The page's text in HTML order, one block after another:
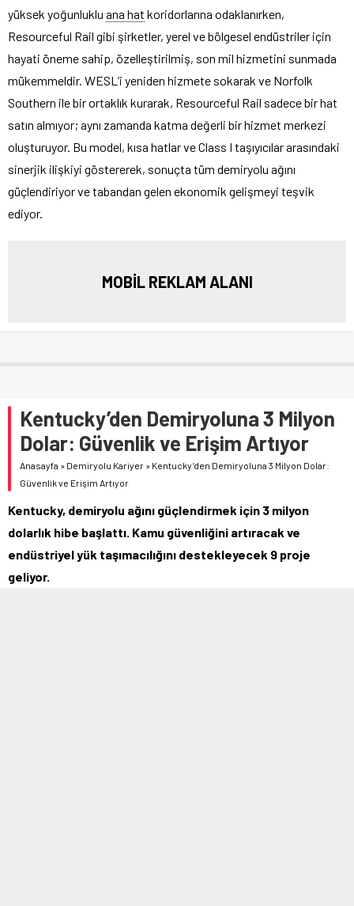
yüksek yoğunluklu ana hat koridorlarına odaklanırken,
Resourceful Rail gibi şirketler, yerel ve bölgesel endüstriler için
hayati öneme sahip, özelleştirilmiş, son mil hizmetini sunmada
mükemmeldir. WESL’i yeniden hizmete sokarak ve Norfolk
Southern ile bir ortaklık kurarak, Resourceful Rail sadece bir hat
satın almıyor; aynı zamanda katma değerli bir hizmet merkezi
oluşturuyor. Bu model, kısa hatlar ve Class I taşıyıcılar arasındaki
sinerjik ilişkiyi göstererek, sonuçta tüm demiryolu ağını
güçlendiriyor ve tabandan gelen ekonomik gelişmeyi teşvik
ediyor.
MOBİL REKLAM ALANI
Kentucky’den Demiryoluna 3 Milyon
Dolar: Güvenlik ve Erişim Artıyor
Anasayfa » Demiryolu Kariyer » Kentucky’den Demiryoluna 3 Milyon Dolar:
Güvenlik ve Erişim Artıyor
Kentucky, demiryolu ağını güçlendirmek için 3 milyon
dolarlık hibe başlattı. Kamu güvenliğini artıracak ve
endüstriyel yük taşımacılığını destekleyecek 9 proje
geliyor.